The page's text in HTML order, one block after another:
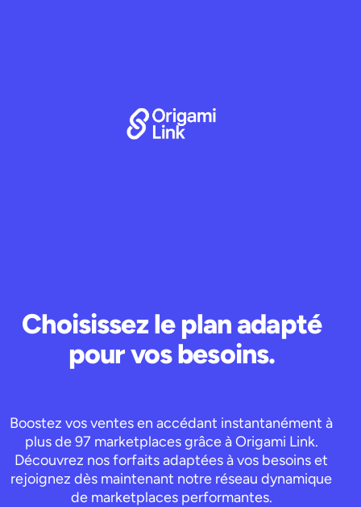
Choisissez le plan adapté
pour vos besoins.
Boostez vos ventes en accédant instantanément à
plus de 97 marketplaces grâce à Origami Link.
Découvrez nos forfaits adaptées à vos besoins et
rejoignez dès maintenant notre réseau dynamique
de marketplaces performantes.